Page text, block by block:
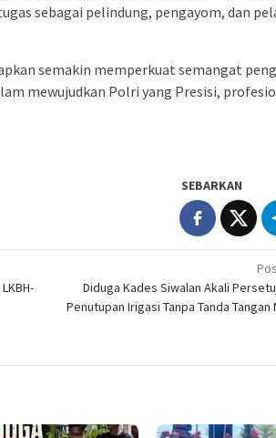
sebagai pelindung, pengayom, dan
semakin memperkuat semangat
mewujudkan Polri yang Presisi,
SEBARKAN
Diduga Kades Siwalan Akali
Penutupan Irigasi Tanpa Tanda Tangan